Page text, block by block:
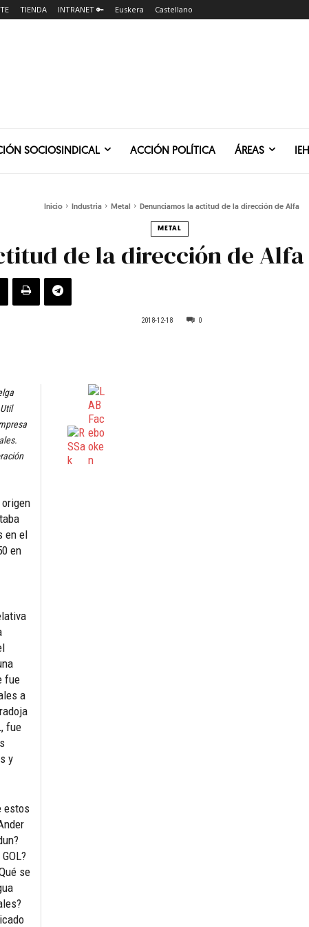
TIENDA INTRANET 🔑 Euskera Castellano
SOCIOSINDICAL ACCIÓN POLÍTICA ÁREAS IEH
Inicio Industria Metal Denunciamos la actitud de la dirección de Alfa
METAL
de la dirección de Alfa
2018-12-18 0
en el
en
fue
a
fue
y
estos
se